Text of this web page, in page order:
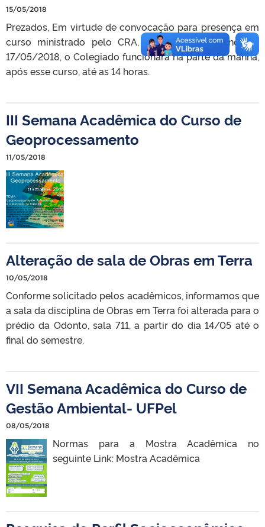
15/05/2018
Prezados, Em virtude de convocação para presença em
curso ministrado pelo CRA, informamos que no dia
17/05/2018, o Colegiado funcionará na parte da manhã,
após esse curso, até as 14 horas.
III Semana Acadêmica do Curso de
Geoprocessamento
11/05/2018
Alteração de sala de Obras em Terra
10/05/2018
Conforme solicitado pelos acadêmicos, informamos que
a sala da disciplina de Obras em Terra foi alterada para o
prédio da Odonto, sala 711, a partir do dia 14/05 até o
final do semestre.
VII Semana Acadêmica do Curso de
Gestão Ambiental- UFPel
08/05/2018
Normas para a Mostra Acadêmica no
seguinte Link: Mostra Acadêmica